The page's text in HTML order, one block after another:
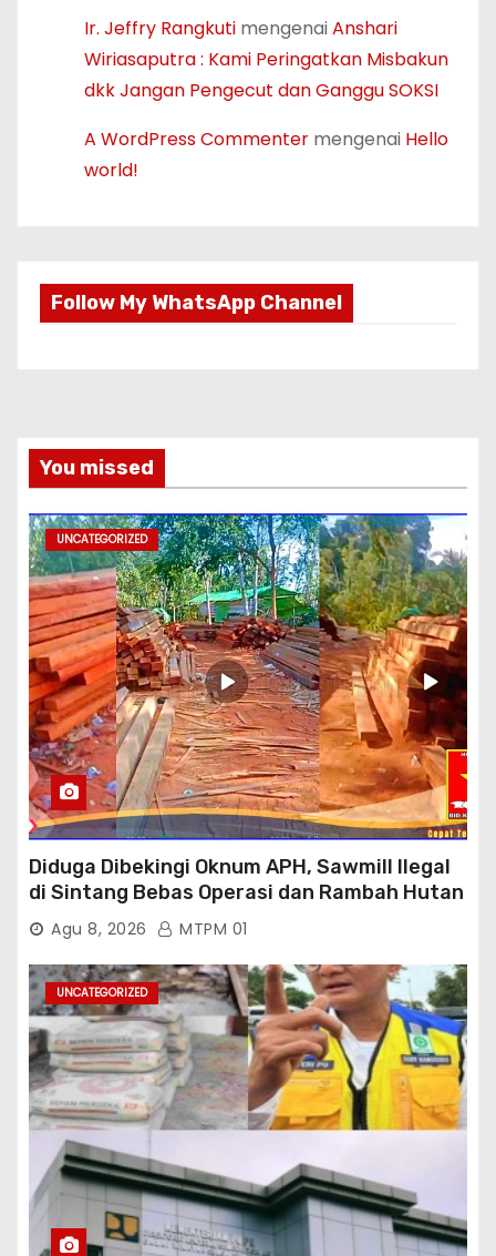
Ir. Jeffry Rangkuti mengenaiAnshari
Wiriasaputra : Kami Peringatkan Misbakun
dkk Jangan Pengecut dan Ganggu SOKSI
A WordPress Commenter mengenai Hello
world!
Follow My WhatsApp Channel
You missed
UNCATEGORIZED
Diduga Dibekingi Oknum APH, Sawmill Ilegal
di Sintang Bebas Operasi dan Rambah Hutan
Lindung
Agu 8, 2026 MTPM 01
UNCATEGORIZED